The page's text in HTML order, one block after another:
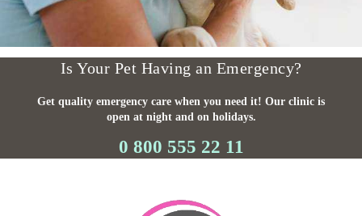
Is Your Pet Having an Emergency?
Get quality emergency care when you need it! Our clinic is
open at night and on holidays.
0 800 555 22 11